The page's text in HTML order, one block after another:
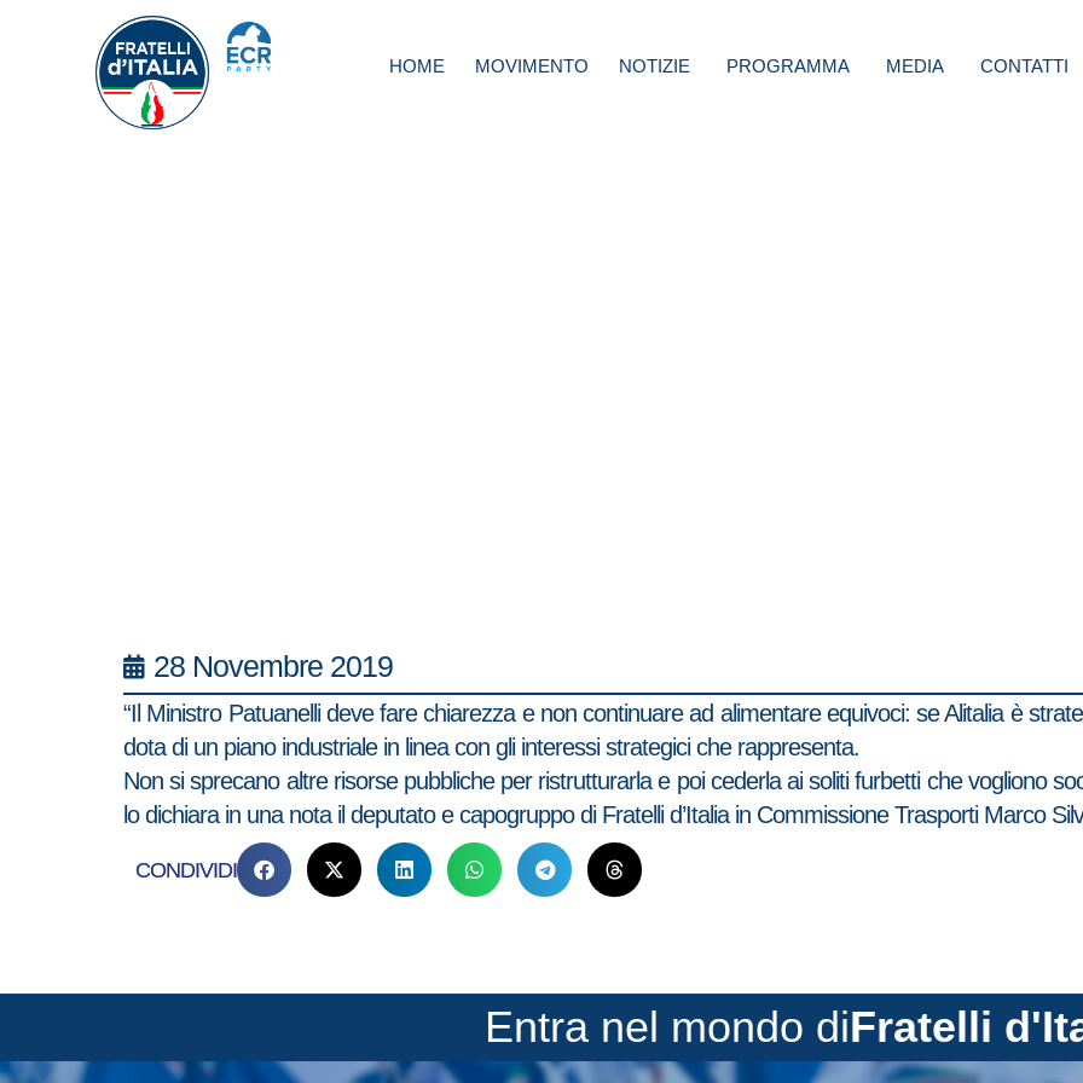
HOME MOVIMENTO NOTIZIE PROGRAMMA MEDIA CONTATTI
28 Novembre 2019
“Il Ministro Patuanelli deve fare chiarezza e non continuare ad alimentare equivoci: se Alitalia è
dota di un piano industriale in linea con gli interessi strategici che rappresenta.
Non si sprecano altre risorse pubbliche per ristrutturarla e poi cederla ai soliti furbetti che vogliono
lo dichiara in una nota il deputato e capogruppo di Fratelli d’Italia in Commissione Trasporti Marco
CONDIVIDI
Entra nel mondo diFratelli